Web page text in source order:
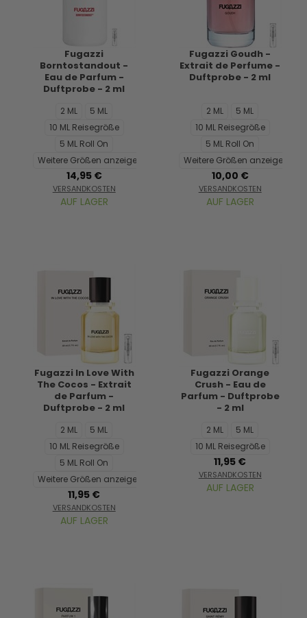
Fugazzi
Borntostandout -
Eau de Parfum -
Duftprobe - 2 ml
2 ML
5 ML
10 ML Reisegröße
5 ML Roll On
Weitere Größen anzeigen...
14,95 €
VERSANDKOSTEN
AUF LAGER
Fugazzi Goudh -
Extrait de Perfume -
Duftprobe - 2 ml
2 ML
5 ML
10 ML Reisegröße
5 ML Roll On
Weitere Größen anzeigen...
10,00 €
VERSANDKOSTEN
AUF LAGER
Fugazzi In Love With
The Cocos - Extrait
de Parfum -
Duftprobe - 2 ml
2 ML
5 ML
10 ML Reisegröße
5 ML Roll On
Weitere Größen anzeigen...
11,95 €
VERSANDKOSTEN
AUF LAGER
Fugazzi Orange
Crush - Eau de
Parfum - Duftprobe
- 2 ml
2 ML
5 ML
10 ML Reisegröße
11,95 €
VERSANDKOSTEN
AUF LAGER